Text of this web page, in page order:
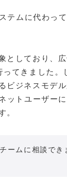
テムに代わっ
としており、
てきました。
ビジネスモデ
ットユーザー
。
ームに相談でき